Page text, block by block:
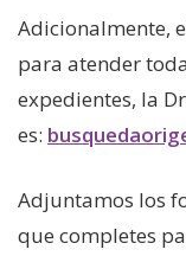
Adicionalmente,
para atender
expedientes, la
es:
Adjuntamos los
que completes